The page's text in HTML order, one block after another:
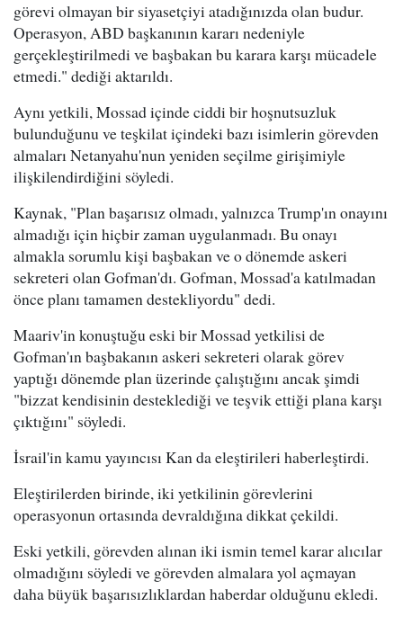
görevi olmayan bir siyasetçiyi atadığınızda olan budur.
Operasyon, ABD başkanının kararı nedeniyle
gerçekleştirilmedi ve başbakan bu karara karşı mücadele
etmedi." dediği aktarıldı.
Aynı yetkili, Mossad içinde ciddi bir hoşnutsuzluk
bulunduğunu ve teşkilat içindeki bazı isimlerin görevden
almaları Netanyahu'nun yeniden seçilme girişimiyle
ilişkilendirdiğini söyledi.
Kaynak, "Plan başarısız olmadı, yalnızca Trump'ın onayını
almadığı için hiçbir zaman uygulanmadı. Bu onayı
almakla sorumlu kişi başbakan ve o dönemde askeri
sekreteri olan Gofman'dı. Gofman, Mossad'a katılmadan
önce planı tamamen destekliyordu" dedi.
Maariv'in konuştuğu eski bir Mossad yetkilisi de
Gofman'ın başbakanın askeri sekreteri olarak görev
yaptığı dönemde plan üzerinde çalıştığını ancak şimdi
"bizzat kendisinin desteklediği ve teşvik ettiği plana karşı
çıktığını" söyledi.
İsrail'in kamu yayıncısı Kan da eleştirileri haberleştirdi.
Eleştirilerden birinde, iki yetkilinin görevlerini
operasyonun ortasında devraldığına dikkat çekildi.
Eski yetkili, görevden alınan iki ismin temel karar alıcılar
olmadığını söyledi ve görevden almalara yol açmayan
daha büyük başarısızlıklardan haberdar olduğunu ekledi.